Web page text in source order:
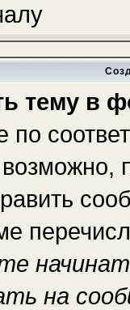
тему в
по
на